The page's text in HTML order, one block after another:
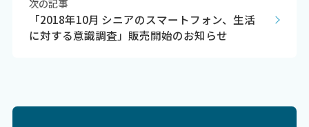
次の記事
「2018年10月 シニアのスマートフォン、生活
に対する意識調査」販売開始のお知らせ